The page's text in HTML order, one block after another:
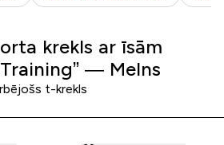
krekls ar īsām
— Melns
t-krekls